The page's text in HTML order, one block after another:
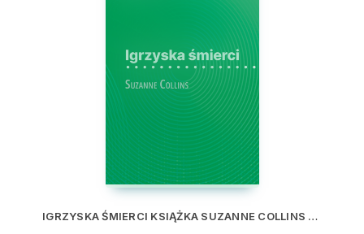
IGRZYSKA ŚMIERCI KSIĄŻKA SUZANNE COLLINS (ANALIZA KSIĄŻKI)